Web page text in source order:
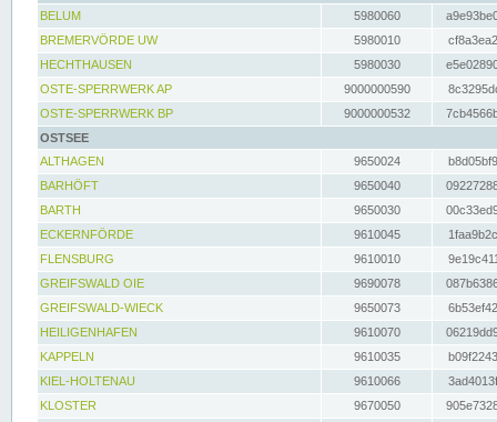
BELUM
5980060
BREMERVÖRDE UW
5980010
HECHTHAUSEN
5980030
OSTE-SPERRWERK AP
9000000590
OSTE-SPERRWERK BP
9000000532
OSTSEE
ALTHAGEN
9650024
BARHÖFT
9650040
BARTH
9650030
ECKERNFÖRDE
9610045
FLENSBURG
9610010
GREIFSWALD OIE
9690078
GREIFSWALD-WIECK
9650073
HEILIGENHAFEN
9610070
KAPPELN
9610035
KIEL-HOLTENAU
9610066
KLOSTER
9670050